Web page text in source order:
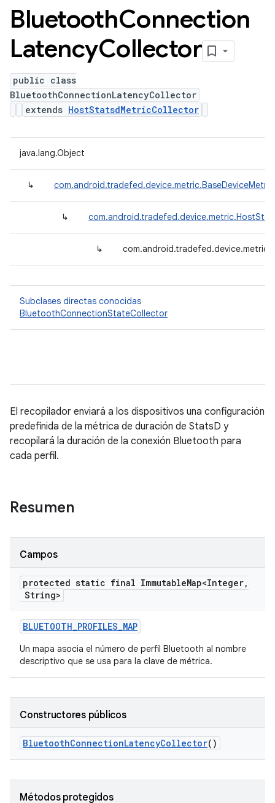
BluetoothConnection
LatencyCollector
public class
BluetoothConnectionLatencyCollector
extends HostStatsdMetricCollector
java.lang.Object
↳
↳
↳
Subclases directas conocidas
BluetoothConnectionStateCollector
El recopilador enviará a los dispositivos una configuración
predefinida de la métrica de duración de StatsD y
recopilará la duración de la conexión Bluetooth para
cada perfil.
Resumen
Campos
protected static final ImmutableMap<Integer,
String>
BLUETOOTH_PROFILES_MAP
Un mapa asocia el número de perfil Bluetooth al nombre
descriptivo que se usa para la clave de métrica.
Constructores públicos
BluetoothConnectionLatencyCollector()
Métodos protegidos